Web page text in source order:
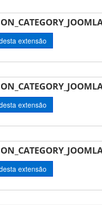
extensão
extensão
extensão